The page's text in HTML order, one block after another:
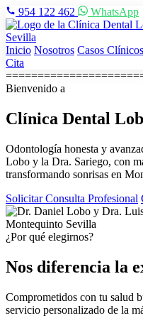
954 122 462 WhatsApp
Inicio Nosotros Casos Clínicos
Cita
Bienvenido a
Clínica Dental
Odontología honesta y
Lobo y la Dra. Sariego, con
transformando sonrisas en
Solicitar Consulta Profesional
¿Por qué elegirnos?
Nos diferencia la
Comprometidos con tu salud
servicio personalizado de la